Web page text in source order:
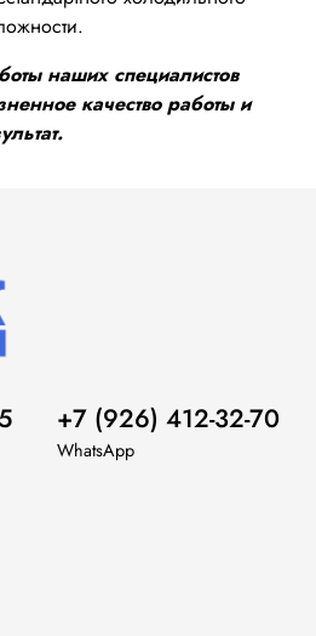
наших специалистов
качество работы и
+7 (926) 412-32-70
WhatsApp